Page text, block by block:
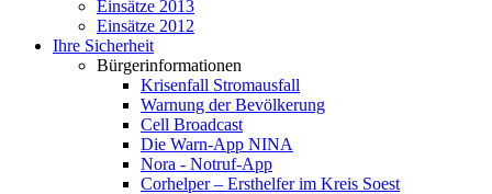
Einsätze 2013
Einsätze 2012
Ihre Sicherheit
Bürgerinformationen
Krisenfall Stromausfall
Warnung der Bevölkerung
Cell Broadcast
Die Warn-App NINA
Nora - Notruf-App
Corhelper – Ersthelfer im Kreis Soest